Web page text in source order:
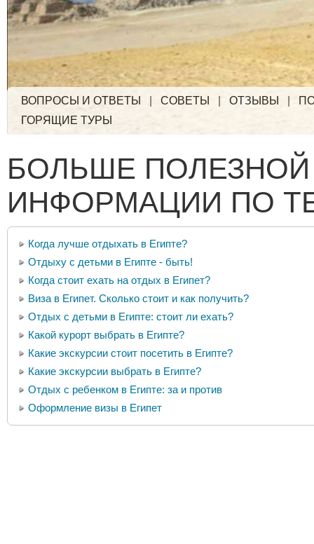
ВОПРОСЫ И ОТВЕТЫ СОВЕТЫ ОТЗЫВЫ
ГОРЯЩИЕ ТУРЫ
БОЛЬШЕ ПОЛЕЗНОЙ
ИНФОРМАЦИИ ПО
Когда лучше отдыхать в Египте?
Отдыху с детьми в Египте - быть!
Когда стоит ехать на отдых в Египет?
Виза в Египет. Сколько стоит и как получить?
Отдых с детьми в Египте: стоит ли ехать?
Какой курорт выбрать в Египте?
Какие экскурсии стоит посетить в Египте?
Какие экскурсии выбрать в Египте?
Отдых с ребенком в Египте: за и против
Оформление визы в Египет